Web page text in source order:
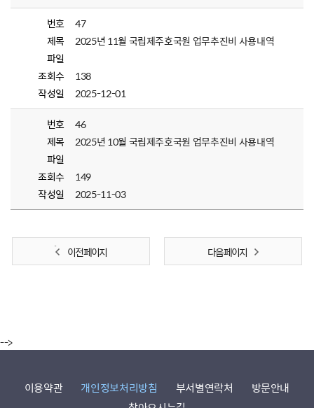
번호
47
제목
2025년 11월 국립제주호국원 업무추진비 사용내역
파일
조회수
138
작성일
2025-12-01
번호
46
제목
2025년 10월 국립제주호국원 업무추진비 사용내역
파일
조회수
149
작성일
2025-11-03
이전 페이지 다음 페이지
-->
이용약관 개인정보처리방침 부서별연락처
방문안내